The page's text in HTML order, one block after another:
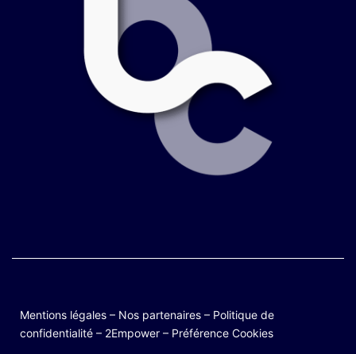
Mentions légales – Nos partenaires – Politique de
confidentialité – 2Empower – Préférence Cookies